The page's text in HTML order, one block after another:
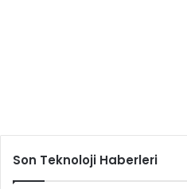
Son Teknoloji Haberleri